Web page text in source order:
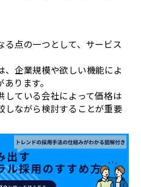
る点の一つとして、サービス
、企業規模や欲しい機能によ
ります。
している会社によって価格は
しながら検討することが重要